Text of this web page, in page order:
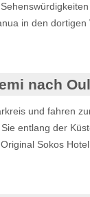
in den dortigen
nach
und fahren
entlang der
Sokos